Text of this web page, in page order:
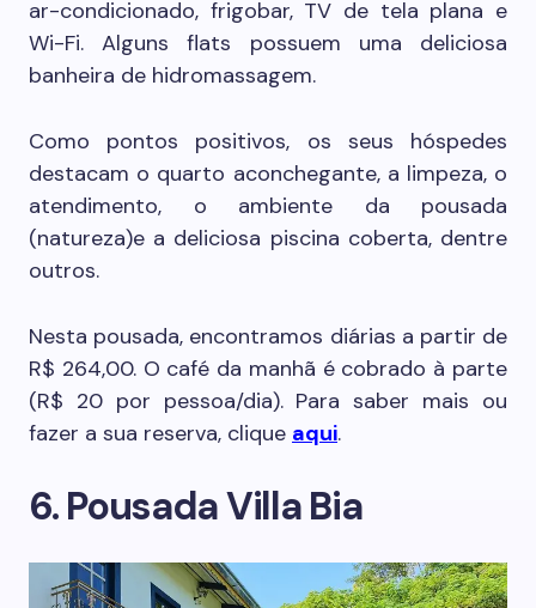
ar-condicionado, frigobar, TV de tela plana e
Wi-Fi. Alguns flats possuem uma deliciosa
banheira de hidromassagem.
Como pontos positivos, os seus hóspedes
destacam o quarto aconchegante, a limpeza, o
atendimento, o ambiente da pousada
(natureza)e a deliciosa piscina coberta, dentre
outros.
Nesta pousada, encontramos diárias a partir de
R$ 264,00. O café da manhã é cobrado à parte
(R$ 20 por pessoa/dia). Para saber mais ou
fazer a sua reserva, clique aqui.
6. Pousada Villa Bia